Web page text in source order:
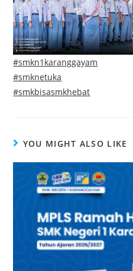
#smkn1karanggayam
#smknetuka
#smkbisasmkhebat
YOU MIGHT ALSO LIKE